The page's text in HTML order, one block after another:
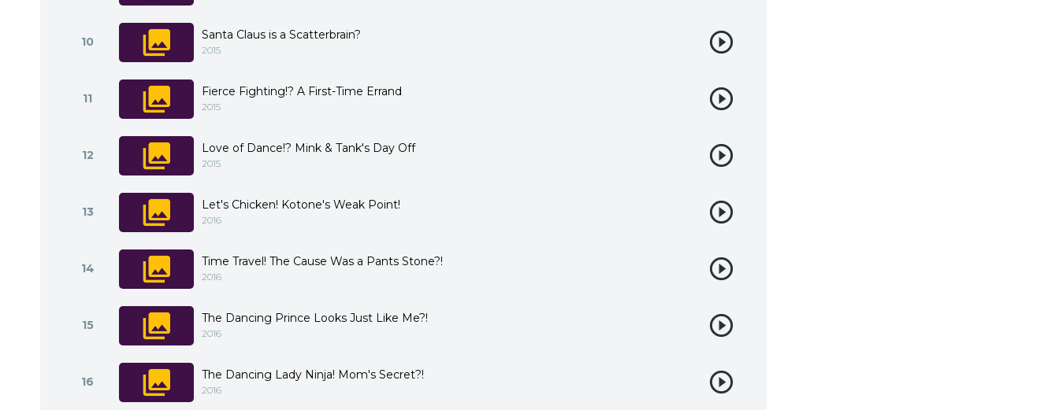
10 Santa Claus is a Scatterbrain?
2015
11 Fierce Fighting!? A First-Time Errand
2015
12 Love of Dance!? Mink & Tank's Day Off
2015
13 Let's Chicken! Kotone's Weak Point!
2016
14 Time Travel! The Cause Was a Pants Stone?!
2016
15 The Dancing Prince Looks Just Like Me?!
2016
16 The Dancing Lady Ninja! Mom's Secret?!
2016